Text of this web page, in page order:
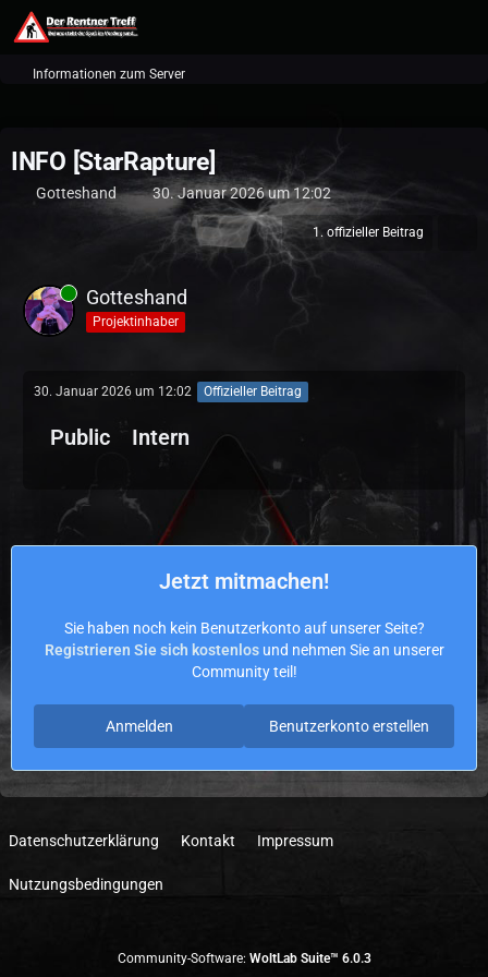
Informationen zum Server
INFO [StarRapture]
Gotteshand 30. Januar 2026 um 12:02
1. offizieller Beitrag
Gotteshand
Projektinhaber
30. Januar 2026 um 12:02 Offizieller Beitrag
Public Intern
Jetzt mitmachen!
Sie haben noch kein Benutzerkonto auf unserer Seite?
Registrieren Sie sich kostenlosund nehmen Sie an unserer
Community teil!
Benutzerkonto erstellen
Anmelden
Datenschutzerklärung Kontakt Impressum
Nutzungsbedingungen
Community-Software: WoltLab Suite™ 6.0.3